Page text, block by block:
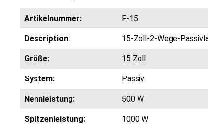
Artikelnummer: F-15
Description: 15-Zoll-2-Wege-
Größe: 15 Zoll
System: Passiv
Nennleistung: 500 W
Spitzenleistung: 1000 W